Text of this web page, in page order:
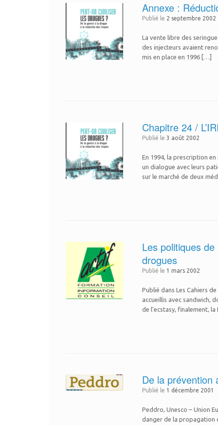
Annexe :
Publié le 2 septembre 2002
La vente libre des
des injecteurs avaient
mis en place en 1996 […]
Chapitre 24 /
Publié le3 août 2002
En 1994, la prescription
un dialogue avec leurs
sur le marché de deux
Les politiques
drogues
Publié le 1 mars 2002
Publié dans Les Cahiers
accueillis avec sandwich,
de l’ecstasy, finalement,
De la prévention
Publié le 1 décembre 2001
Peddro, Unesco – Union
danger de la propagation